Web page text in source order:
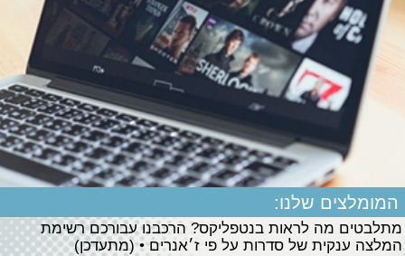
המומלצים שלנו:
מתלבטים מה לראות בנטפליקס? הרכבנו עבורכם רשימת
המלצה ענקית של סדרות על פי ז׳אנרים • (מתעדכן)